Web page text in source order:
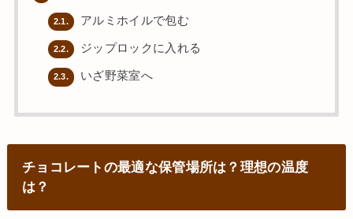
2.1. アルミホイルで包む
2.2. ジップロックに入れる
2.3. いざ野菜室へ
チョコレートの最適な保管場所は？理想の温度
は？